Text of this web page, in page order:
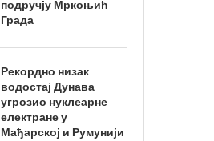
подручју Мркоњић
Града
Рекордно низак
водостај Дунава
угрозио нуклеарне
електране у
Мађарској и Румунији